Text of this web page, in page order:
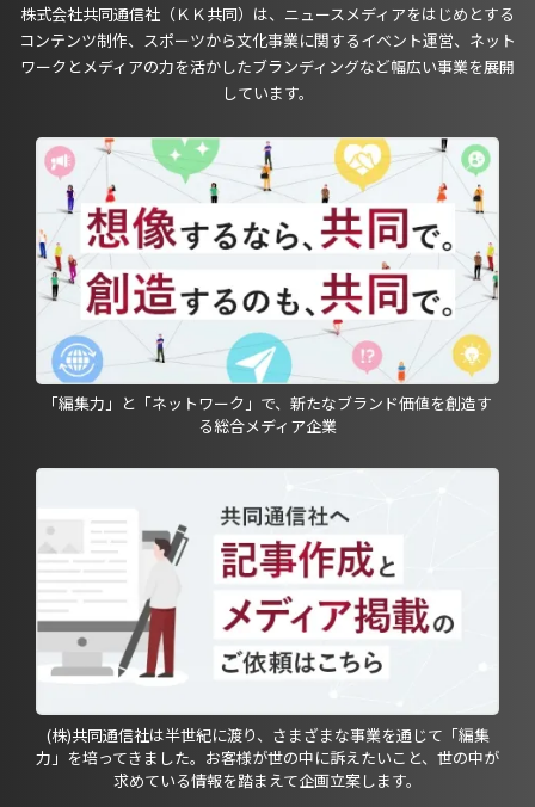
株式会社共同通信社（ＫＫ共同）は、ニュースメディアをはじめとする
コンテンツ制作、スポーツから文化事業に関するイベント運営、ネット
ワークとメディアの力を活かしたブランディングなど幅広い事業を展開
しています。
「編集力」と「ネットワーク」で、新たなブランド価値を創造す
る総合メディア企業
(株)共同通信社は半世紀に渡り、さまざまな事業を通じて「編集
力」を培ってきました。お客様が世の中に訴えたいこと、世の中が
求めている情報を踏まえて企画立案します。